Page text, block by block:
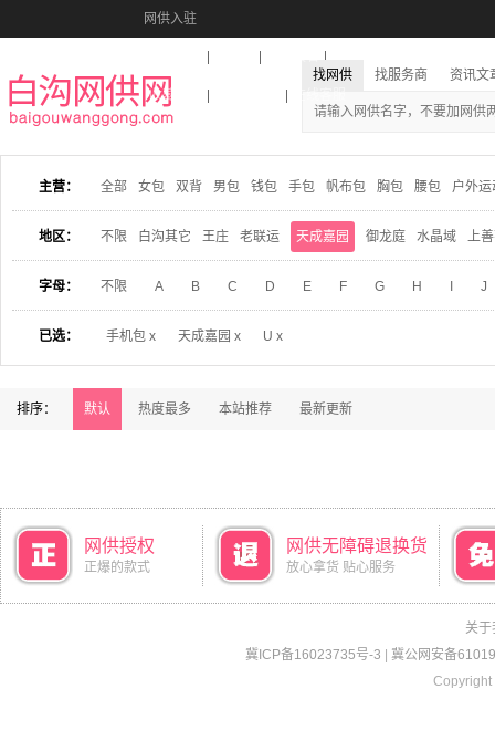
网供入驻
收藏本站
找网供 找服务商 资讯文
主营： 全部 女包 双背 男包 钱包 手包 帆布包 胸包 腰包 户外运
地区： 不限 白沟其它 王庄 老联运 天成嘉园 御龙庭 水晶域 上
字母： 不限 A B C D E F G H J
已选： 手机包 x 天成嘉园 x U x
排序： 默认 热度最多 本站推荐 最新更新
网供授权
正爆的款式
网供无障碍退换货
放心拿货 贴心服务
关于
冀ICP备16023735号-3
冀公网安备